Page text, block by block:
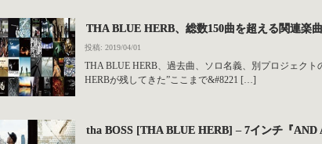
THA BLUE HERB、総数150曲を超える関連楽
投稿: 2019/04/01
THA BLUE HERB、過去曲、ソロ名義、別プロジェク
HERBが残してきた”ここまで&#8221 […]
tha BOSS [THA BLUE HERB] – 7インチ『AND